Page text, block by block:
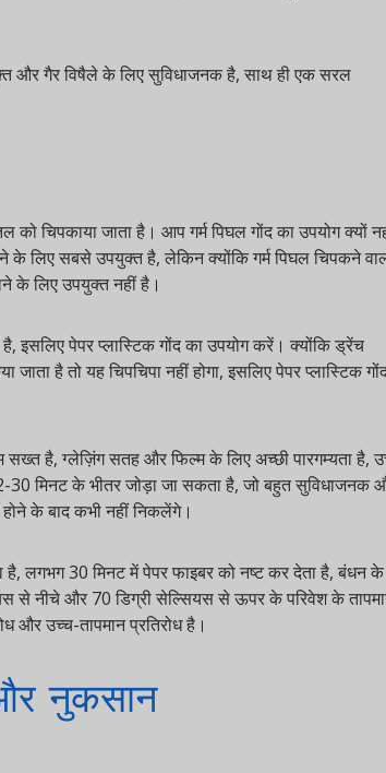
गैर विषैले के लिए सुविधाजनक है, साथ ही एक सरल
जाता है। आप गर्म पिघल गोंद का उपयोग क्यों नहीं
सबसे उपयुक्त है, लेकिन क्योंकि गर्म पिघल चिपकने वाला
लिए उपयुक्त नहीं है।
पेपर प्लास्टिक गोंद का उपयोग करें। क्योंकि ड्रेंच
है तो यह चिपचिपा नहीं होगा, इसलिए पेपर प्लास्टिक गोंद
है, ग्लेज़िंग सतह और फिल्म के लिए अच्छी पारगम्यता है, उच्च
मिनट के भीतर जोड़ा जा सकता है, जो बहुत सुविधाजनक और
बाद कभी नहीं निकलेंगे।
30 मिनट में पेपर फाइबर को नष्ट कर देता है, बंधन के
नीचे और 70 डिग्री सेल्सियस से ऊपर के परिवेश के तापमान
उच्च-तापमान प्रतिरोध है।
नुकसान